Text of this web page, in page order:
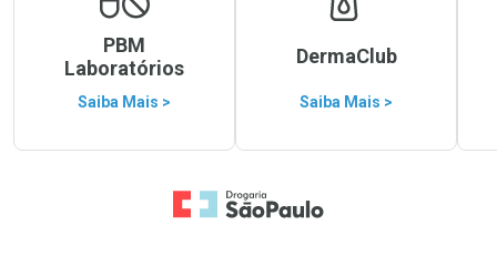
PBM
Laboratórios
Saiba Mais >
DermaClub
Saiba Mais >
Ir para a Home